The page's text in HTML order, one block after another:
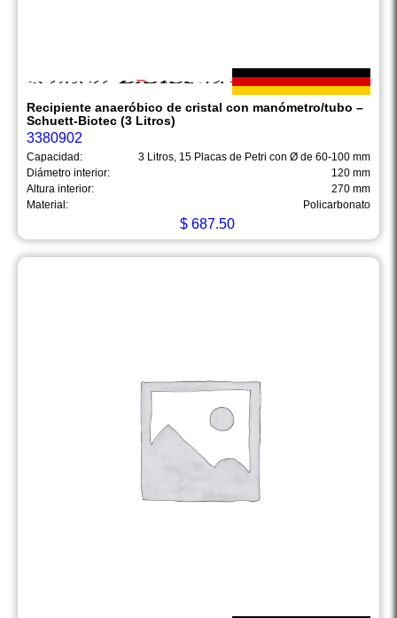
Recipiente anaeróbico de cristal con manómetro/tubo –
Schuett-Biotec (3 Litros)
3380902
Capacidad:
3 Litros, 15 Placas de Petri con Ø de 60-100 mm
Diámetro interior:
120 mm
Altura interior:
270 mm
Material:
Policarbonato
$ 687.50